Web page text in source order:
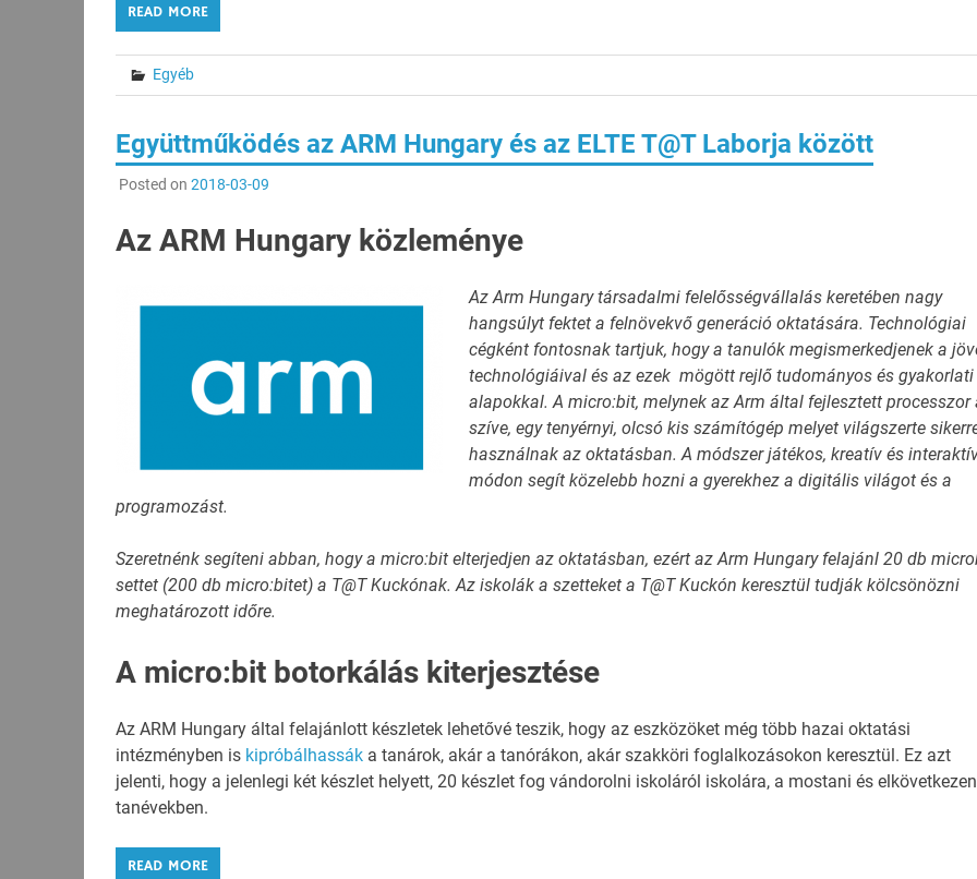
READ MORE
Egyéb
Együttműködés az ARM Hungary és az ELTE T@T Laborja között
Posted on 2018-03-09
Az ARM Hungary közleménye
Az Arm Hungary társadalmi felelősségvállalás keretében nagy
hangsúlyt fektet a felnövekvő generáció oktatására. Technológiai
cégként fontosnak tartjuk, hogy a tanulók megismerkedjenek a
technológiáival és az ezek mögött rejlő tudományos és gyakorlati
alapokkal. A micro:bit, melynek az Arm által fejlesztett processzor
szíve, egy tenyérnyi, olcsó kis számítógép melyet világszerte
használnak az oktatásban. A módszer játékos, kreatív és
módon segít közelebb hozni a gyerekhez a digitális világot és a
programozást.
Szeretnénk segíteni abban, hogy a micro:bit elterjedjen az oktatásban, ezért az Arm Hungary felajánl 20 db
settet (200 db micro:bitet) a T@T Kuckónak. Az iskolák a szetteket a T@T Kuckón keresztül tudják kölcsönözni
meghatározott időre.
A micro:bit botorkálás kiterjesztése
Az ARM Hungary által felajánlott készletek lehetővé teszik, hogy az eszközöket még több hazai oktatási
intézményben is kipróbálhassáka tanárok, akár a tanórákon, akár szakköri foglalkozásokon keresztül. Ez azt
jelenti, hogy a jelenlegi két készlet helyett, 20 készlet fog vándorolni iskoláról iskolára, a mostani és
tanévekben.
READ MORE